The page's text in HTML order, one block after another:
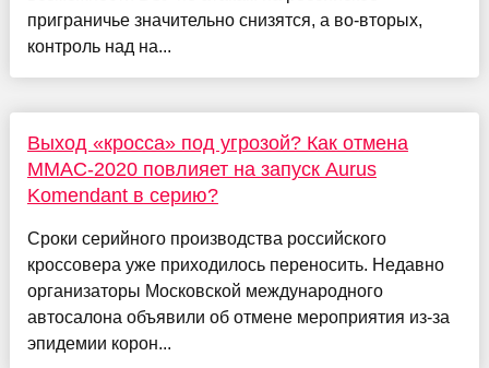
приграничье значительно снизятся, а во-вторых,
контроль над на...
Выход «кросса» под угрозой? Как отмена
ММАС-2020 повлияет на запуск Aurus
Komendant в серию?
Сроки серийного производства российского
кроссовера уже приходилось переносить. Недавно
организаторы Московской международного
автосалона объявили об отмене мероприятия из-за
эпидемии корон...